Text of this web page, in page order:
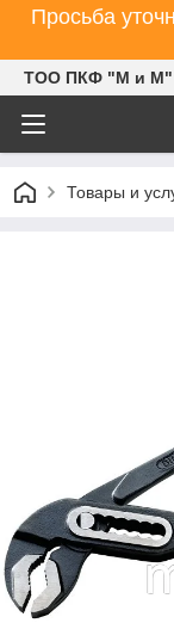
Просьба
ТОО ПКФ "М и М"
Товары и